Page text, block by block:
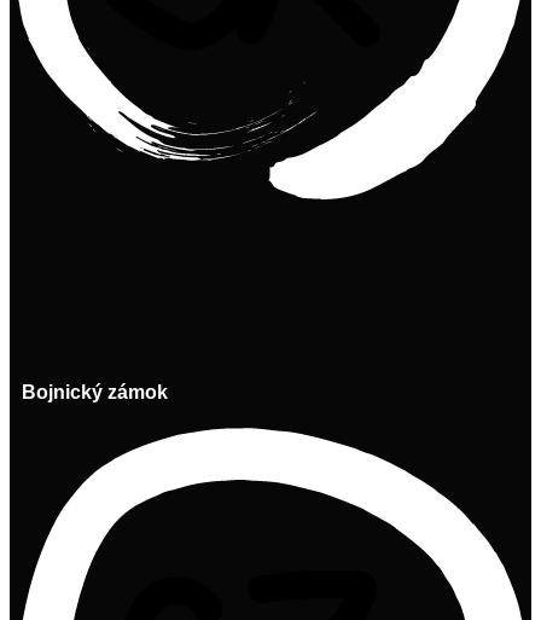
Bojnický zámok